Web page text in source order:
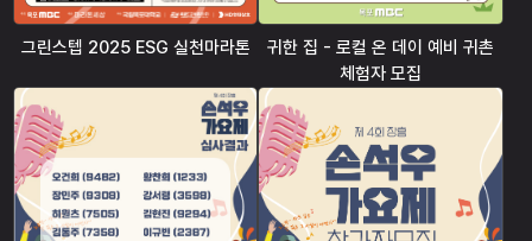
그린스텝 2025 ESG 실천마라톤
귀한 집 - 로컬 온 데이 예비 귀촌
체험자 모집